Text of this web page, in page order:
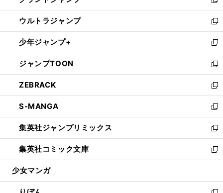
開
く
ウ
で
開
く
ン
ド
ウ
で
開
く
ウ
ィ
ン
ド
ウ
で
開
く
し
い
ウ
ィ
ン
ド
ウ
で
開
く
ウルトラジャンプ
新
し
い
ウ
ィ
ン
ド
ウ
で
開
く
少年ジャンプ+
新
し
い
ウ
ィ
ン
ド
ウ
で
開
く
ジャンプTOON
新
し
い
ウ
ィ
ン
ド
ウ
で
開
ZEBRACK
新
し
い
ウ
ィ
ン
ド
ウ
開
S-MANGA
新
し
い
ウ
ィ
ン
ウ
集英社ジャンプリミックス
新
し
い
ウ
ン
集英社コミック文庫
新
し
ウ
少女マンガ